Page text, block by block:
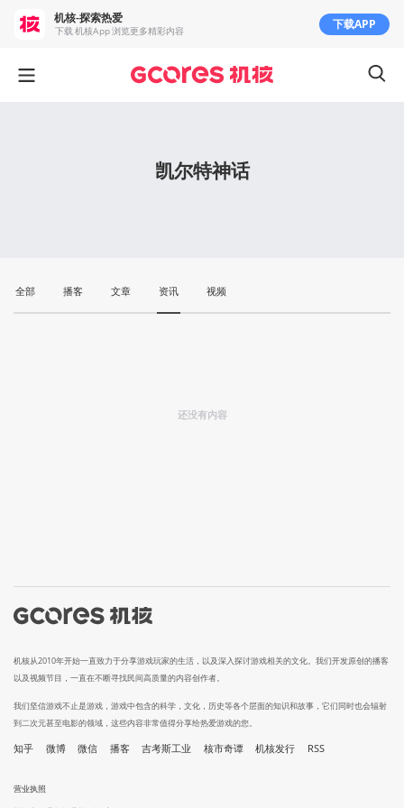
凯尔特神话
全部 播客 文章 资讯 视频
还没有内容
机核从2010年开始一直致力于分享游戏玩家的生活，以及深入探讨游戏相关的文化。我们开发原创的播客
以及视频节目，一直在不断寻找民间高质量的内容创作者。
我们坚信游戏不止是游戏，游戏中包含的科学，文化，历史等各个层面的知识和故事，它们同时也会辐射
到二次元甚至电影的领域，这些内容非常值得分享给热爱游戏的您。
知乎 微博 微信 播客 吉考斯工业 核市奇谭 机核发行 RSS
营业执照
机核-探索热爱
下载 机核App 浏览更多精彩内容 下载APP